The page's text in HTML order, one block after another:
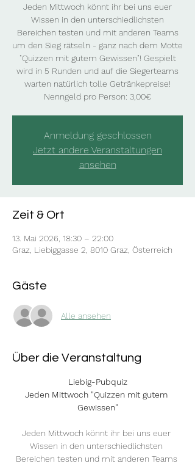
Jeden Mittwoch könnt ihr bei uns euer
Wissen in den unterschiedlichsten
Bereichen testen und mit anderen Teams
um den Sieg rätseln - ganz nach dem Motte
"Quizzen mit gutem Gewissen"! Gespielt
wird in 5 Runden und auf die Siegerteams
warten natürlich tolle Getränkepreise!
Nenngeld pro Person: 3,00€
Anmeldung geschlossen
Jetzt andere Veranstaltungen
ansehen
Zeit & Ort
13. Mai 2026, 18:30 – 22:00
Graz, Liebiggasse 2, 8010 Graz, Österreich
Gäste
Alle ansehen
Über die Veranstaltung
Liebig-Pubquiz
Jeden Mittwoch "Quizzen mit gutem
Gewissen"
Jeden Mittwoch könnt ihr bei uns euer
Wissen in den unterschiedlichsten
Bereichen testen und mit anderen Teams